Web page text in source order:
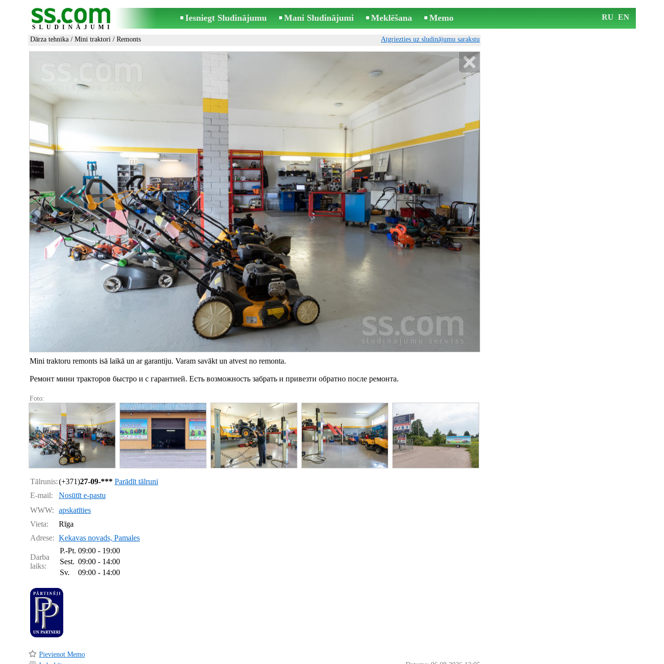
SLUDINĀJUMI
Iesniegt Sludinājumu Mani Sludinājumi Meklēšana Memo RU EN
Dārza tehnika / Mini traktori / Remonts Atgriezties uz sludinājumu sarakstu
Mini traktoru remonts isā laikā un ar garantiju. Varam savākt un atvest no remonta.
Ремонт мини тракторов быстро и с гарантией. Есть возможность забрать и привезти обратно после ремонта.
Foto:
Tālrunis:(+371)27-09-*** Parādīt tālruni
E-mail:
Nosūtīt e-pastu
WWW:
apskatīties
Vieta:
Rīga
Adrese: Ķekavas novads, Pamales
Darba
laiks:
P.-Pt. 09:00 - 19:00
Sest. 09:00 - 14:00
Sv.
09:00 - 14:00
Pievienot Memo